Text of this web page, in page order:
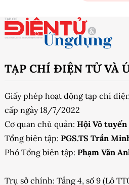
TẠP CHÍ ĐIỆN TỬ VÀ
Giấy phép hoạt động tạp chí
cấp ngày 18/7/2022
Cơ quan chủ quản: Hội Vô
Tổng biên tập: PGS.TS Trần
Phó Tổng biên tập: Phạm Văn
Trụ sở chính: Tầng 4, số 9 (Lô